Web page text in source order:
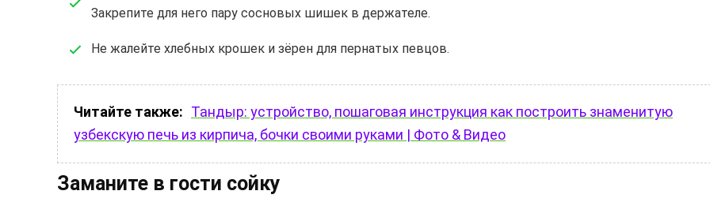
Закрепите для него пару сосновых шишек в держателе.
Не жалейте хлебных крошек и зёрен для пернатых певцов.
Читайте также: Тандыр: устройство, пошаговая инструкция как построить знаменитую
узбекскую печь из кирпича, бочки своими руками | Фото & Видео
Заманите в гости сойку